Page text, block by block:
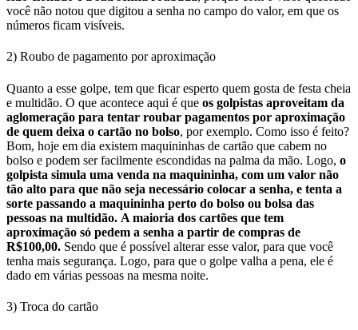
você não notou que digitou a senha no campo do valor, em que os
números ficam visíveis.
2) Roubo de pagamento por aproximação
Quanto a esse golpe, tem que ficar esperto quem gosta de festa cheia
e multidão. O que acontece aqui é que os golpistas aproveitam da
aglomeração para tentar roubar pagamentos por aproximação
de quem deixa o cartão no bolso, por exemplo. Como isso é feito?
Bom, hoje em dia existem maquininhas de cartão que cabem no
bolso e podem ser facilmente escondidas na palma da mão. Logo, o
golpista simula uma venda na maquininha, com um valor não
tão alto para que não seja necessário colocar a senha, e tenta a
sorte passando a maquininha perto do bolso ou bolsa das
pessoas na multidão. A maioria dos cartões que tem
aproximação só pedem a senha a partir de compras de
R$100,00. Sendo que é possível alterar esse valor, para que você
tenha mais segurança. Logo, para que o golpe valha a pena, ele é
dado em várias pessoas na mesma noite.
3) Troca do cartão